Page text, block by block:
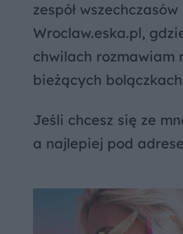
zespół
Wroclaw.eska.pl,
chwilach rozmawiam
bieżących bolączkach
Jeśli chcesz się ze
a najlepiej pod